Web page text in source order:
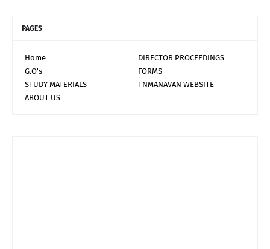
PAGES
Home
DIRECTOR PROCEEDINGS
G.O's
FORMS
STUDY MATERIALS
TNMANAVAN WEBSITE
ABOUT US